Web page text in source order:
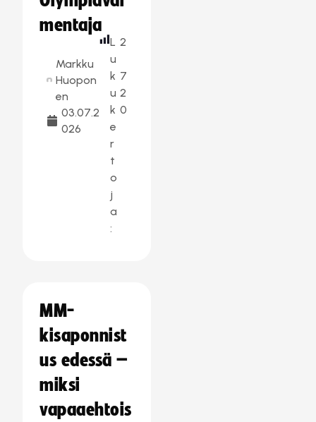
mentaja
Markku
Huopon
en
03.07.2
026
L
u
k
u
k
e
r
t
o
j
a
:
2
7
2
0
MM-
kisaponnist
us edessä –
miksi
vapaaehtois